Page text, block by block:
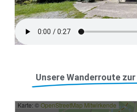
Unsere Wanderroute
Karte: ©OpenStreetMap Mitwirkende